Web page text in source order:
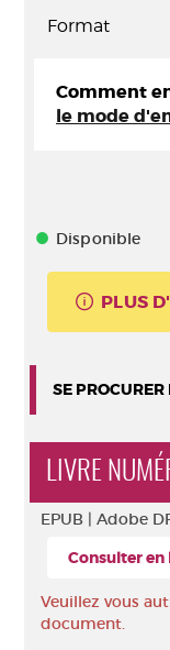
Format
Comment
le mode
Disponible
PLUS
SE
LIVRE
EPUB | Adobe
Consulter en
Veuillez vous
document.